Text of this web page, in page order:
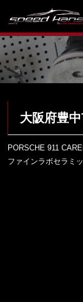
大阪府豊
PORSCHE 911
ファインラボセラミ